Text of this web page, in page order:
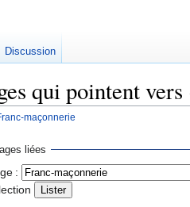
qui pointent
maçonnerie
liées
:
Discussion